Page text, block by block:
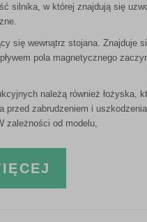
silnika, w której znajdują się
się wewnątrz stojana. Znajduje
pola magnetycznego
należą również łożyska,
przed zabrudzeniem i
zależności od modelu,